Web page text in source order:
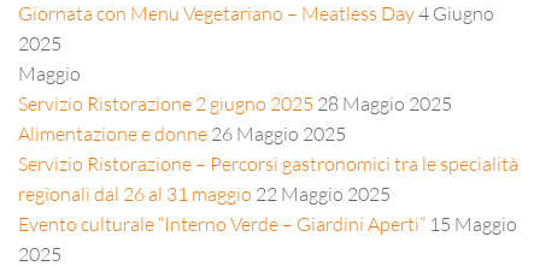
Giornata con Menu Vegetariano – Meatless Day4 Giugno
2025
Maggio
Servizio Ristorazione 2 giugno 2025 28 Maggio 2025
Alimentazione e donne 26 Maggio 2025
Servizio Ristorazione – Percorsi gastronomici tra le specialità
regionali dal 26 al 31 maggio 22 Maggio 2025
Evento culturale “Interno Verde – Giardini Aperti” 15 Maggio
2025